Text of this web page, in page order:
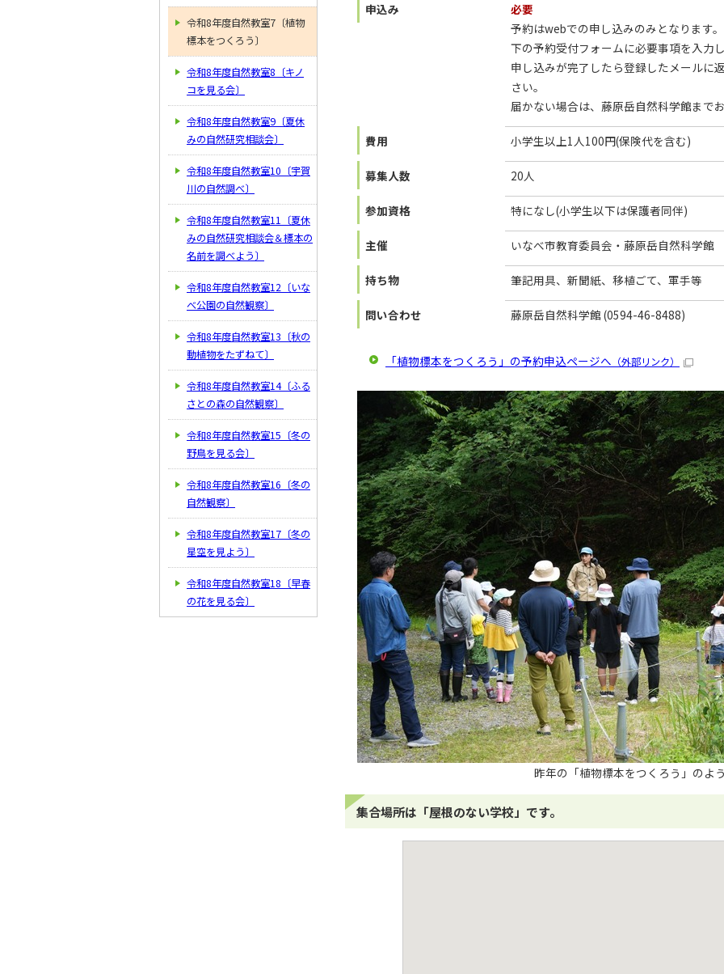
申込み
必要
予約はwebでの申し込みのみとなります。
下の予約受付フォームに必要事項を入力
申し込みが完了したら登録したメールに
さい。
届かない場合は、藤原岳自然科学館まで
費用 小学生以上1人100円(保険代を含む)
募集人数 20人
参加資格 特になし(小学生以下は保護者同伴)
主催 いなべ市教育委員会・藤原岳自然科学館
持ち物 筆記用具、新聞紙、移植ごて、軍手等
問い合わせ 藤原岳自然科学館 (0594-46-8488)
「植物標本をつくろう」の予約申込ページへ （外部リンク）
昨年の「植物標本をつくろう」のよ
集合場所は「屋根のない学校」です。
令和8年度自然教室7〔植物
標本をつくろう〕
令和8年度自然教室8〔キノ
コを見る会〕
令和8年度自然教室9〔夏休
みの自然研究相談会〕
令和8年度自然教室10〔宇賀
川の自然調べ〕
令和8年度自然教室11〔夏休
みの自然研究相談会＆標本の
名前を調べよう〕
令和8年度自然教室12〔いな
べ公園の自然観察〕
令和8年度自然教室13〔秋の
動植物をたずねて〕
令和8年度自然教室14〔ふる
さとの森の自然観察〕
令和8年度自然教室15〔冬の
野鳥を見る会〕
令和8年度自然教室16〔冬の
自然観察〕
令和8年度自然教室17〔冬の
星空を見よう〕
令和8年度自然教室18〔早春
の花を見る会〕